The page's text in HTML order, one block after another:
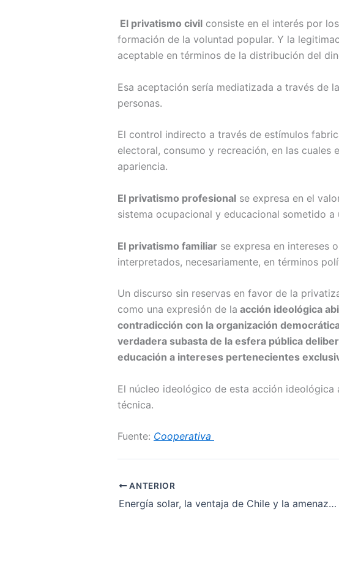
El privatismo civil consiste en el interés por
formación de la voluntad popular. Y la
aceptable en términos de la distribución del
Esa aceptación sería mediatizada a través de
personas.
El control indirecto a través de estímulos
electoral, consumo y recreación, en las
apariencia.
El privatismo profesional se expresa en el
sistema ocupacional y educacional sometido
El privatismo familiar se expresa en intereses
interpretados, necesariamente, en términos
Un discurso sin reservas en favor de la
como una expresión de la acción ideológica
contradicción con la organización
verdadera subasta de la esfera pública
educación a intereses pertenecientes
El núcleo ideológico de esta acción
técnica.
Fuente: Cooperativa
ANTERIOR
Energía solar, la ventaja de Chile y la amenazas que vienen